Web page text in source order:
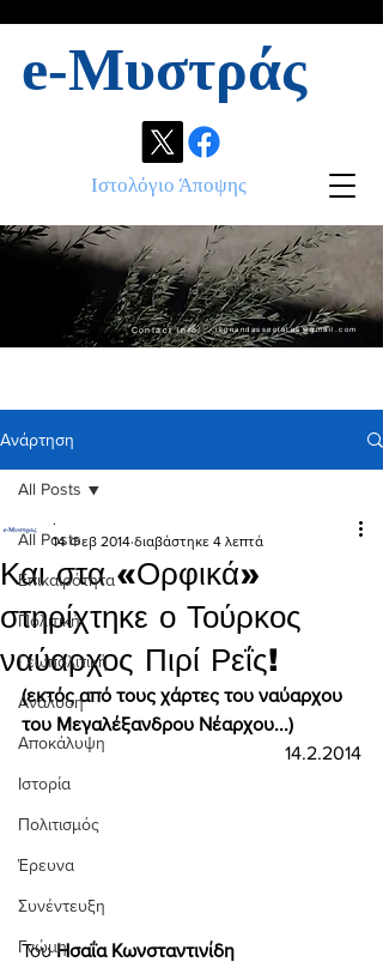
e-Μυστράς
Ιστολόγιο Άποψης
Contact info: ikonandassociates@gmail.com
Ανάρτηση
All Posts
Επικαιρότητα
Πολιτική
Γεωπολιτική
Ανάλυση
Αποκάλυψη
Ιστορία
Πολιτισμός
Έρευνα
Συνέντευξη
Γνώμη
All Posts
Και στα «Ορφικά»
στηρίχτηκε ο Τούρκος
ναύαρχος Πιρί Ρεΐς!
.
14 Φεβ 2014 διαβάστηκε 4 λεπτά
(εκτός από τους χάρτες του ναύαρχου
του Μεγαλέξανδρου Νέαρχου...)
14.2.2014
Του Ησαΐα Κωνσταντινίδη